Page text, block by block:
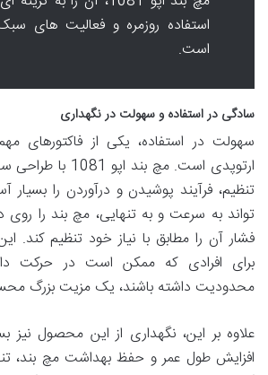
استفاده روزمره و فعالیت های
است.
سادگی در استفاده و سهولت در نگهداری
سهولت در استفاده، یکی از فاکتورهای
ارتوپدی است. مچ بند
تنظیم، فرآیند پوشیدن و درآوردن را بسیار
تواند به سرعت و به تنهایی، مچ بند را
فشار آن را مطابق با نیاز خود تنظیم
برای افرادی که ممکن است در
محدودیت داشته باشند، یک مزیت بزرگ
علاوه بر این، نگهداری از این محصول نیز
افزایش طول عمر و حفظ بهداشت مچ بند،